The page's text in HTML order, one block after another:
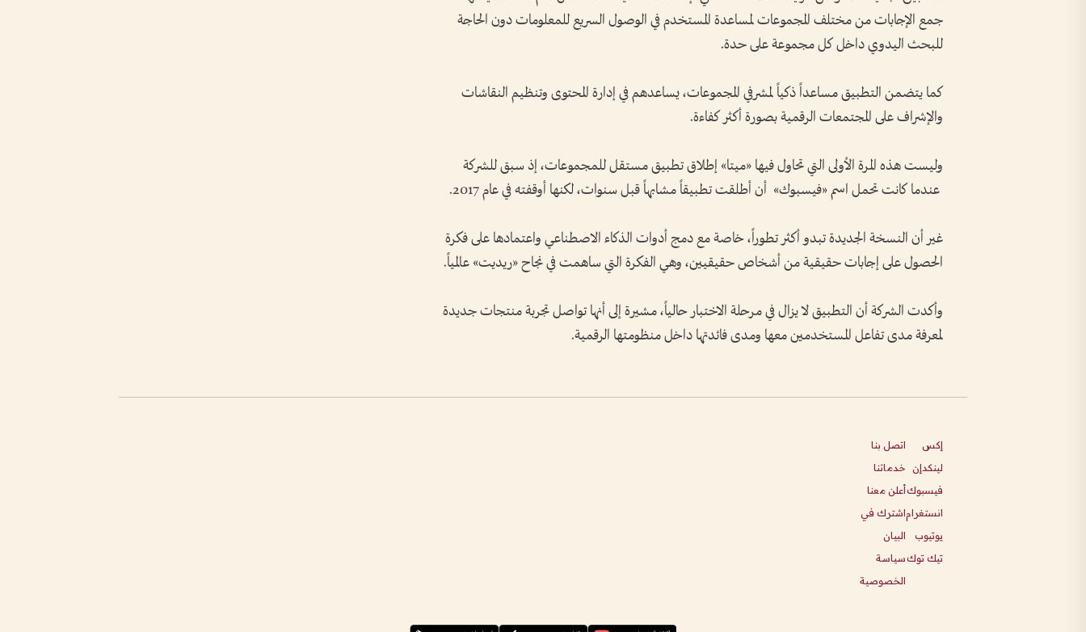
جمع الإجابات من مختلف المجموعات لمساعدة المستخدم في الوصول السريع للمعلومات دون الحاجة
للبحث اليدوي داخل كل مجموعة على حدة.
كما يتضمن التطبيق مساعداً ذكياً لمشرفي المجموعات، يساعدهم في إدارة المحتوى وتنظيم النقاشات
والإشراف على المجتمعات الرقمية بصورة أكثر كفاءة.
وليست هذه المرة الأولى التي تحاول فيها «ميتا» إطلاق تطبيق مستقل للمجموعات، إذ سبق للشركة
عندما كانت تحمل اسم «فيسبوك» أن أطلقت تطبيقاً مشابهاً قبل سنوات، لكنها أوقفته في عام 2017.
غير أن النسخة الجديدة تبدو أكثر تطوراً، خاصة مع دمج أدوات الذكاء الاصطناعي واعتمادها على فكرة
الحصول على إجابات حقيقية من أشخاص حقيقيين، وهي الفكرة التي ساهمت في نجاح «ريديت» عالمياً.
وأكدت الشركة أن التطبيق لا يزال في مرحلة الاختبار حالياً، مشيرة إلى أنها تواصل تجربة منتجات جديدة
لمعرفة مدى تفاعل المستخدمين معها ومدى فائدتها داخل منظومتها الرقمية.
إكس
لينكدإن
فيسبوك
انستغرام
يوتيوب
تيك توك
اتصل بنا
خدماتنا
أعلن معنا
اشترك في
البيان
سياسة
الخصوصية